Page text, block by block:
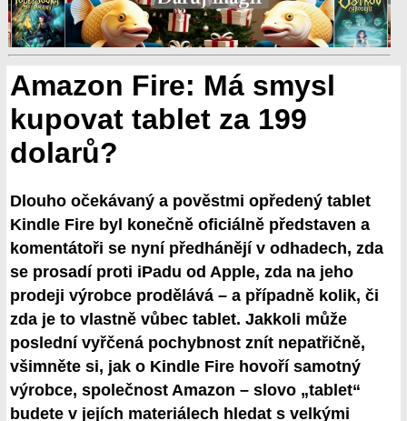
Amazon Fire: Má smysl
kupovat tablet za 199
dolarů?
Dlouho očekávaný a pověstmi opředený tablet
Kindle Fire byl konečně oficiálně představen a
komentátoři se nyní předhánějí v odhadech, zda
se prosadí proti iPadu od Apple, zda na jeho
prodeji výrobce prodělává – a případně kolik, či
zda je to vlastně vůbec tablet. Jakkoli může
poslední vyřčená pochybnost znít nepatřičně,
všimněte si, jak o Kindle Fire hovoří samotný
výrobce, společnost Amazon – slovo „tablet“
budete v jejích materiálech hledat s velkými